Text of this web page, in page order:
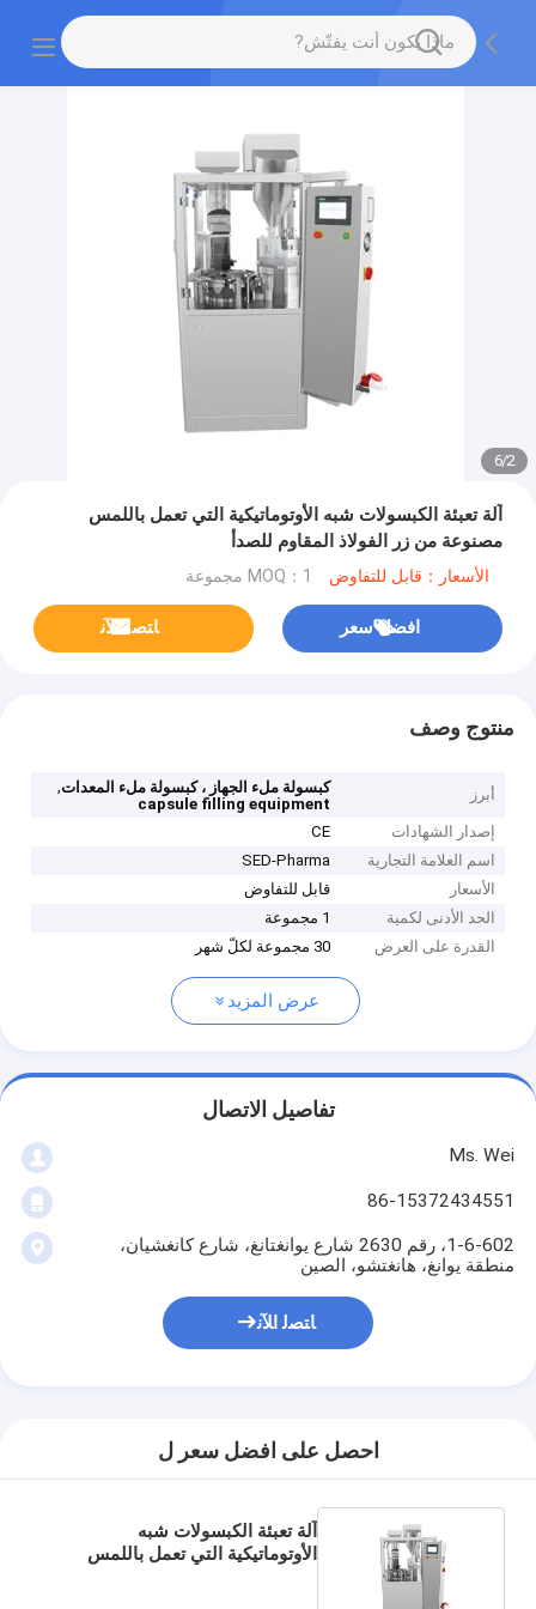
2
/
6
آلة تعبئة الكبسولات شبه الأوتوماتيكية التي تعمل باللمس
مصنوعة من زر الفولاذ المقاوم للصدأ
الأسعار：قابل للتفاوض MOQ：1 مجموعة
افضل سعر ﺎﺘﺼﻟ ﺍﻶﻧ
منتوج وصف
أبرز كبسولة ملء الجهاز ، كبسولة ملء المعدات,
capsule filling equipment
إصدار الشهادات
CE
اسم العلامة التجارية
SED-Pharma
الأسعار
قابل للتفاوض
الحد الأدنى لكمية
1 مجموعة
القدرة على العرض
30 مجموعة لكلّ شهر
عرض المزيد
تفاصيل الاتصال
Ms. Wei
86-15372434551
1-6-602، رقم 2630 شارع يوانغتانغ، شارع كانغشيان،
منطقة يوانغ، هانغتشو، الصين
ﺎﺘﺼﻟ ﺍﻶﻧ
احصل على افضل سعر ل
آلة تعبئة الكبسولات شبه
الأوتوماتيكية التي تعمل باللمس